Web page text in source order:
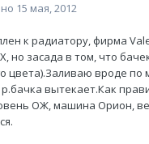
15 мая, 2012
к радиатору, фирма
но засада в том, что
цвета).Заливаю вроде по
вытекает.Как
ОЖ, машина Орион,